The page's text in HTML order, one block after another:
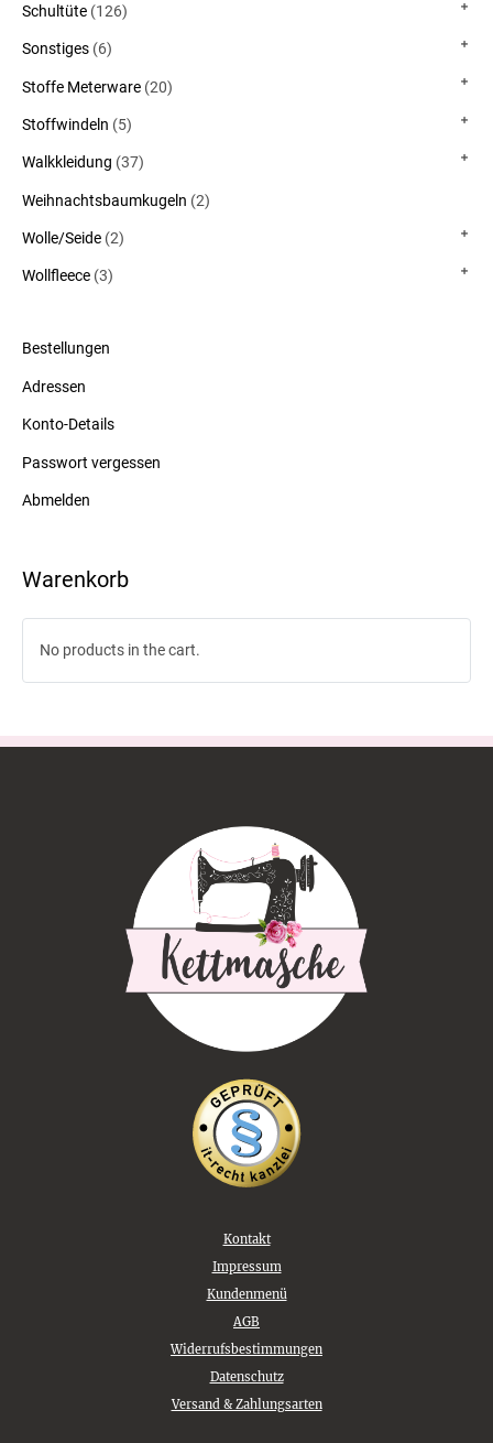
Schultüte (126)
Sonstiges (6)
Stoffe Meterware (20)
Stoffwindeln (5)
Walkkleidung (37)
Weihnachtsbaumkugeln (2)
Wolle/Seide (2)
Wollfleece (3)
Bestellungen
Adressen
Konto-Details
Passwort vergessen
Abmelden
Warenkorb
No products in the cart.
Kontakt
Impressum
Kundenmenü
AGB
Widerrufsbestimmungen
Datenschutz
Versand & Zahlungsarten